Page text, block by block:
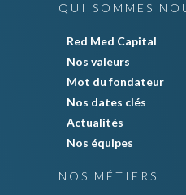
QUI SOMMES
Red Med Capital
Nos valeurs
Mot du fondateur
Nos dates clés
Actualités
Nos équipes
NOS MÉTIERS